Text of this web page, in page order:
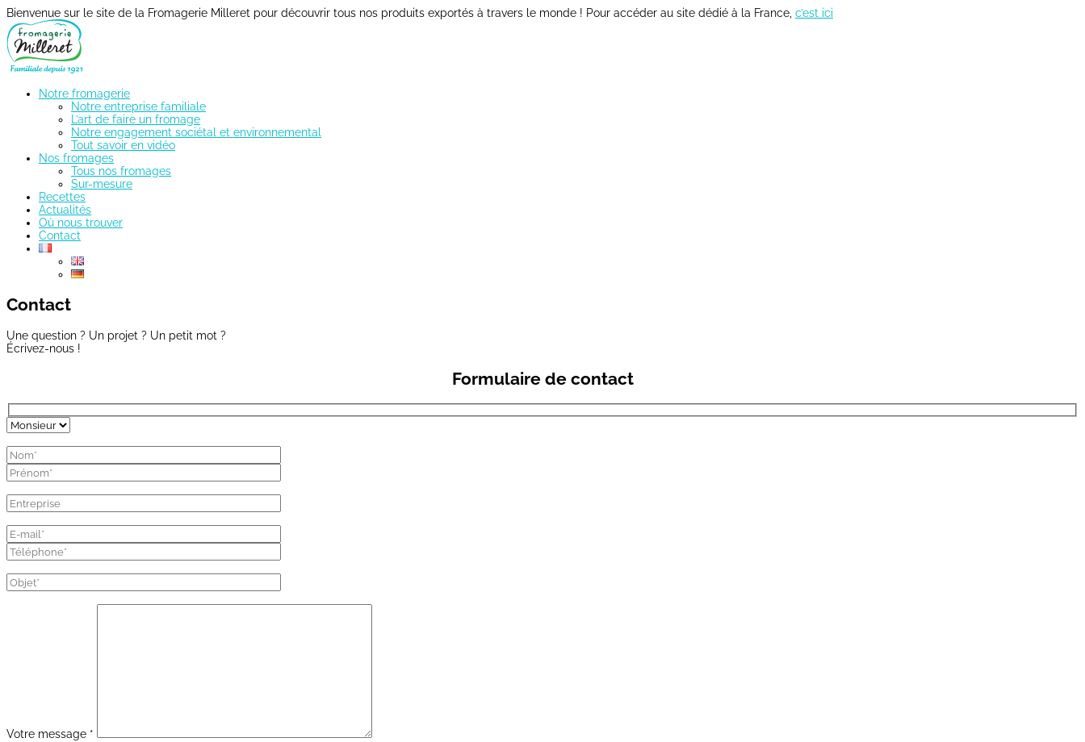
Bienvenue sur le site de la Fromagerie Milleret pour découvrir tous nos produits exportés à travers le monde ! Pour accéder au site dédié à la France, c’est ici
Notre fromagerie
Notre entreprise familiale
L’art de faire un fromage
Notre engagement sociétal et environnemental
Tout savoir en vidéo
Nos fromages
Tous nos fromages
Sur-mesure
Recettes
Actualités
Où nous trouver
Contact
Contact
Une question ? Un projet ? Un petit mot ?
Écrivez-nous !
Formulaire de contact
Votre message *
Panneau de gestion des cookies